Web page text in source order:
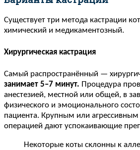
Существует три метода кастрации
химический и медикаментозный.
Хирургическая кастрация
Самый распространённый —
занимает 5–7 минут. Процедура
анестезией, местной или общей, в
физического и эмоционального
пациента. Крупным или
операцией дают успокаивающие
Некоторые коты склонны к